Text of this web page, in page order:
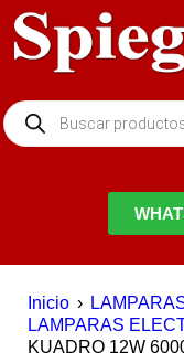
Inicio ›
LAMPARAS
KUADRO 12W